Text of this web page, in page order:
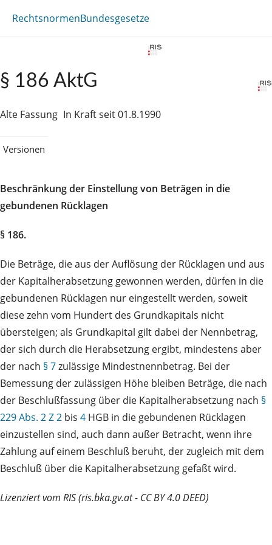
RechtsnormenBundesgesetze
§ 186 AktG
Alte Fassung In Kraft seit 01.8.1990
Versionen
Beschränkung der Einstellung von Beträgen in die
gebundenen Rücklagen
§ 186.
Die Beträge, die aus der Auflösung der Rücklagen und aus
der Kapitalherabsetzung gewonnen werden, dürfen in die
gebundenen Rücklagen nur eingestellt werden, soweit
diese zehn vom Hundert des Grundkapitals nicht
übersteigen; als Grundkapital gilt dabei der Nennbetrag,
der sich durch die Herabsetzung ergibt, mindestens aber
der nach § 7zulässige Mindestnennbetrag. Bei der
Bemessung der zulässigen Höhe bleiben Beträge, die nach
der Beschlußfassung über die Kapitalherabsetzung nach §
229 Abs. 2 Z 2 bis 4 HGB in die gebundenen Rücklagen
einzustellen sind, auch dann außer Betracht, wenn ihre
Zahlung auf einem Beschluß beruht, der zugleich mit dem
Beschluß über die Kapitalherabsetzung gefaßt wird.
Lizenziert vom RIS (ris.bka.gv.at - CC BY 4.0 DEED)